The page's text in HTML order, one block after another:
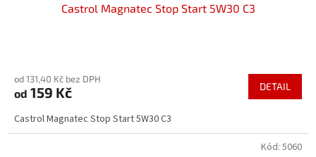
Castrol Magnatec Stop Start 5W30 C3
produktu
je
z
5
od 131,40 Kč bez DPH
od 159 Kč DETAIL
Castrol Magnatec Stop Start 5W30 C3
Kód: 5060